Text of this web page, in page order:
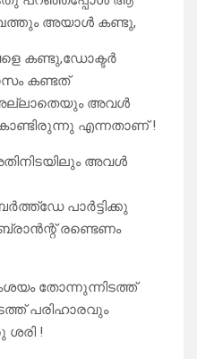
അയാൾ കണ്ടു,
കണ്ടു,ഡോക്ടർ
കണ്ടത്
അവൾ
എന്നതാണ് !
അവൾ
പാർട്ടിക്കു
രണ്ടെണം
തോന്നുന്നിടത്ത്
പരിഹാരവും
!